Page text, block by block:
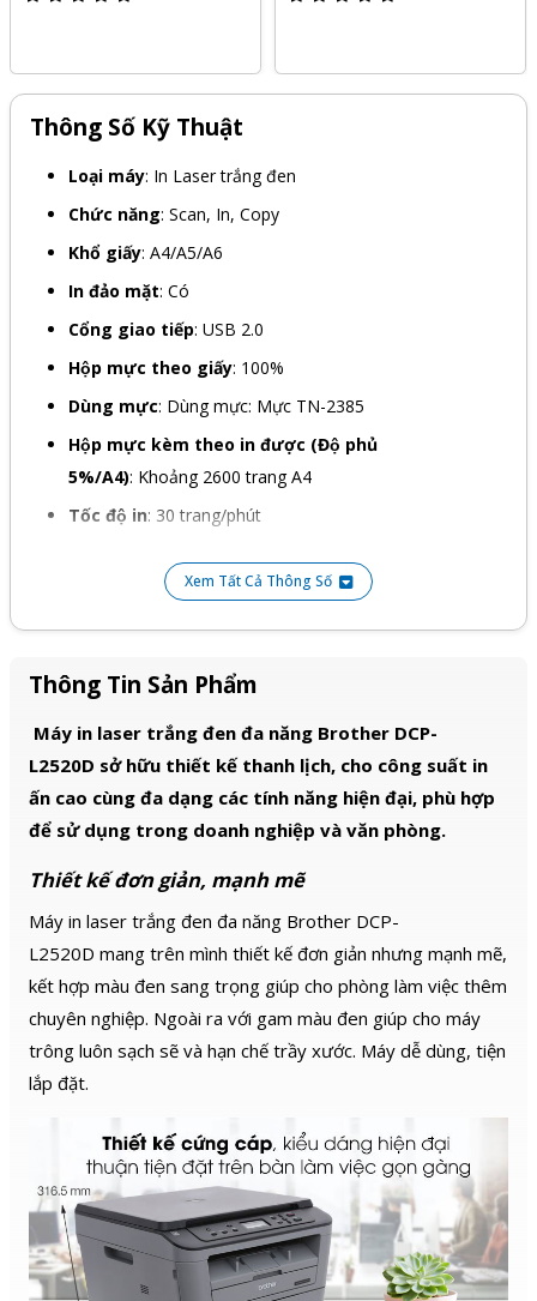
Thông Tin Sản Phẩm
Máy in laser trắng đen đa năng Brother DCP-
L2520D sở hữu thiết kế thanh lịch, cho công suất in
ấn cao cùng đa dạng các tính năng hiện đại, phù hợp
để sử dụng trong doanh nghiệp và văn phòng.
Thiết kế đơn giản, mạnh mẽ
Máy in laser trắng đen đa năng Brother DCP-
L2520D mang trên mình thiết kế đơn giản nhưng mạnh mẽ,
kết hợp màu đen sang trọng giúp cho phòng làm việc thêm
chuyên nghiệp. Ngoài ra với gam màu đen giúp cho máy
trông luôn sạch sẽ và hạn chế trầy xước. Máy dễ dùng, tiện
lắp đặt.
Thông Số Kỹ Thuật
Loại máy: In Laser trắng đen
Chức năng: Scan, In, Copy
Khổ giấy: A4/A5/A6
In đảo mặt: Có
Cổng giao tiếp: USB 2.0
Hộp mực theo giấy: 100%
Dùng mực: Dùng mực: Mực TN-2385
Hộp mực kèm theo in được (Độ phủ
5%/A4): Khoảng 2600 trang A4
Tốc độ in: 30 trang/phút
: 409 x 398 x 316.5 mm
Trọng lượng: 11.4 kg
: New 100%
Bảo hành
Xem Tất Cả Thông Số